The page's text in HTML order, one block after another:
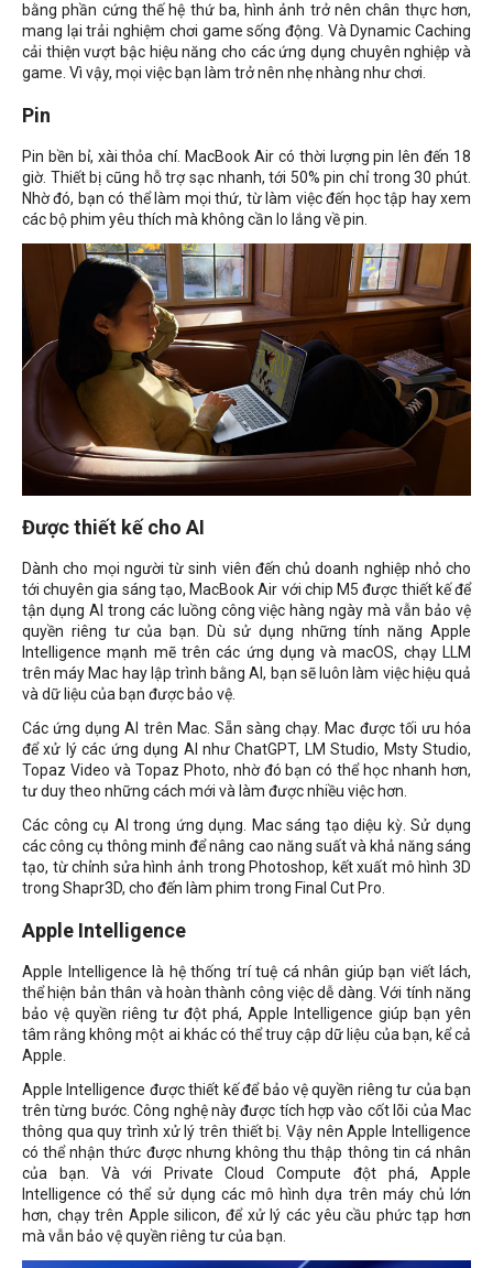
bằng phần cứng thế hệ thứ ba, hình ảnh trở nên chân thực hơn,
mang lại trải nghiệm chơi game sống động. Và Dynamic Caching
cải thiện vượt bậc hiệu năng cho các ứng dụng chuyên nghiệp và
game. Vì vậy, mọi việc bạn làm trở nên nhẹ nhàng như chơi.
Pin
Pin bền bỉ, xài thỏa chí. MacBook Air có thời lượng pin lên đến 18
giờ. Thiết bị cũng hỗ trợ sạc nhanh, tới 50% pin chỉ trong 30 phút.
Nhờ đó, bạn có thể làm mọi thứ, từ làm việc đến học tập hay xem
các bộ phim yêu thích mà không cần lo lắng về pin.
Được thiết kế cho AI
Dành cho mọi người từ sinh viên đến chủ doanh nghiệp nhỏ cho
tới chuyên gia sáng tạo, MacBook Air với chip M5 được thiết kế để
tận dụng AI trong các luồng công việc hàng ngày mà vẫn bảo vệ
quyền riêng tư của bạn. Dù sử dụng những tính năng Apple
Intelligence mạnh mẽ trên các ứng dụng và macOS, chạy LLM
trên máy Mac hay lập trình bằng AI, bạn sẽ luôn làm việc hiệu quả
và dữ liệu của bạn được bảo vệ.
Các ứng dụng AI trên Mac. Sẵn sàng chạy. Mac được tối ưu hóa
để xử lý các ứng dụng AI như ChatGPT, LM Studio, Msty Studio,
Topaz Video và Topaz Photo, nhờ đó bạn có thể học nhanh hơn,
tư duy theo những cách mới và làm được nhiều việc hơn.
Các công cụ AI trong ứng dụng. Mac sáng tạo diệu kỳ. Sử dụng
các công cụ thông minh để nâng cao năng suất và khả năng sáng
tạo, từ chỉnh sửa hình ảnh trong Photoshop, kết xuất mô hình 3D
trong Shapr3D, cho đến làm phim trong Final Cut Pro.
Apple Intelligence
Apple Intelligence là hệ thống trí tuệ cá nhân giúp bạn viết lách,
thể hiện bản thân và hoàn thành công việc dễ dàng. Với tính năng
bảo vệ quyền riêng tư đột phá, Apple Intelligence giúp bạn yên
tâm rằng không một ai khác có thể truy cập dữ liệu của bạn, kể cả
Apple.
Apple Intelligence được thiết kế để bảo vệ quyền riêng tư của bạn
trên từng bước. Công nghệ này được tích hợp vào cốt lõi của Mac
thông qua quy trình xử lý trên thiết bị. Vậy nên Apple Intelligence
có thể nhận thức được nhưng không thu thập thông tin cá nhân
của bạn. Và với Private Cloud Compute đột phá, Apple
Intelligence có thể sử dụng các mô hình dựa trên máy chủ lớn
hơn, chạy trên Apple silicon, để xử lý các yêu cầu phức tạp hơn
mà vẫn bảo vệ quyền riêng tư của bạn.